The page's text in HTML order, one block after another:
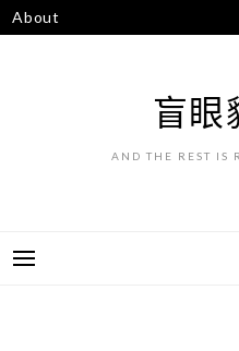
跳
至
About
盲眼
AND THE REST IS